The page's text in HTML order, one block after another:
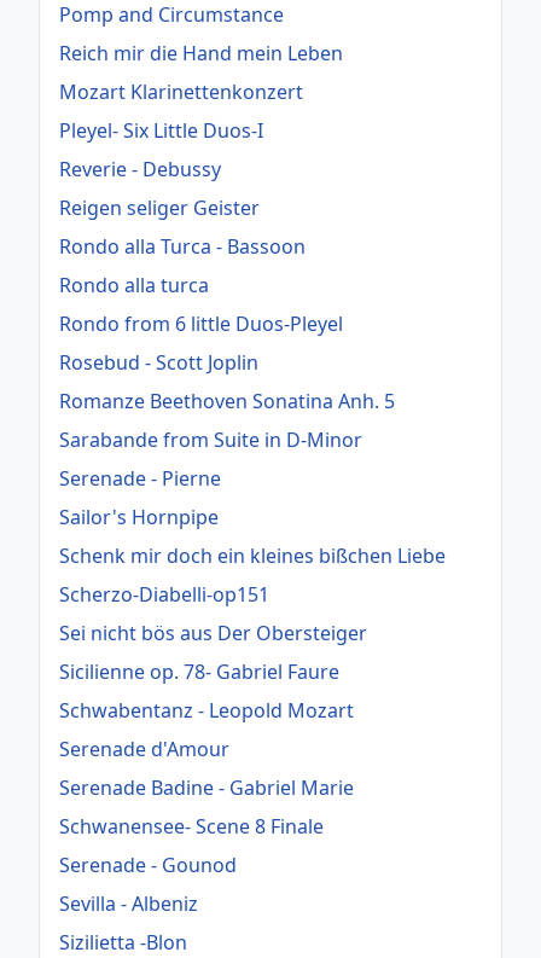
Pomp and Circumstance
Reich mir die Hand mein Leben
Mozart Klarinettenkonzert
Pleyel- Six Little Duos-I
Reverie - Debussy
Reigen seliger Geister
Rondo alla Turca - Bassoon
Rondo alla turca
Rondo from 6 little Duos-Pleyel
Rosebud - Scott Joplin
Romanze Beethoven Sonatina Anh. 5
Sarabande from Suite in D-Minor
Serenade - Pierne
Sailor's Hornpipe
Schenk mir doch ein kleines bißchen Liebe
Scherzo-Diabelli-op151
Sei nicht bös aus Der Obersteiger
Sicilienne op. 78- Gabriel Faure
Schwabentanz - Leopold Mozart
Serenade d'Amour
Serenade Badine - Gabriel Marie
Schwanensee- Scene 8 Finale
Serenade - Gounod
Sevilla - Albeniz
Sizilietta -Blon